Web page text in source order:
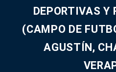
DEPORTIVAS Y
(CAMPO DE
AGUSTÍN,